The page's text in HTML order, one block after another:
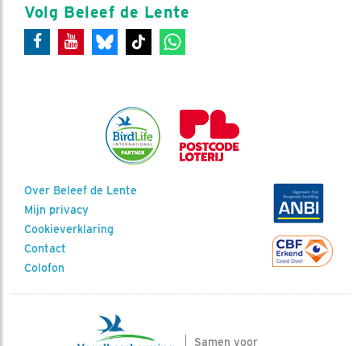
Volg Beleef de Lente
Over Beleef de Lente
Mijn privacy
Cookieverklaring
Contact
Colofon
Samen voor